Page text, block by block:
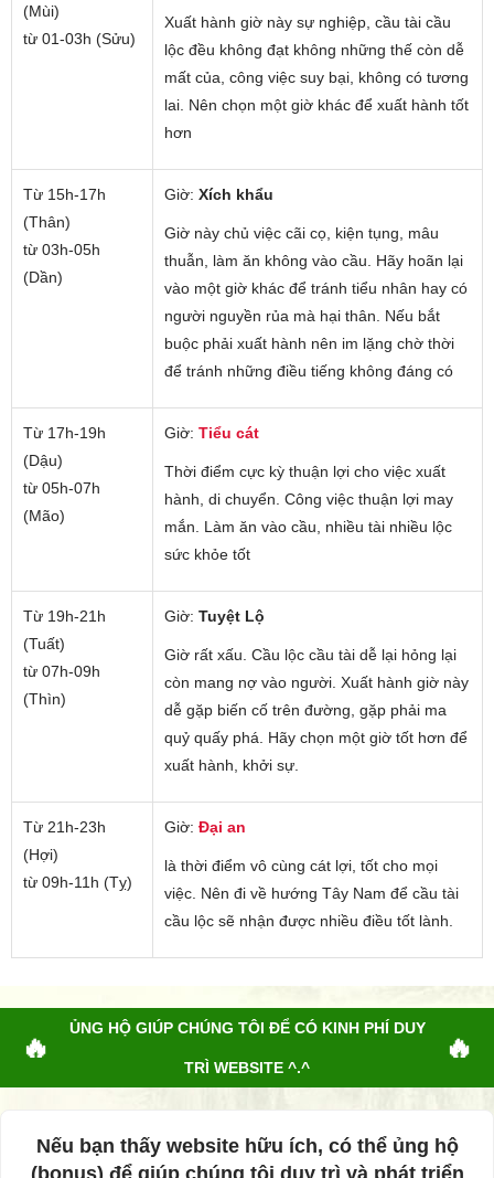
(Mùi)
từ 01-03h (Sửu)
Xuất hành giờ này sự nghiệp, cầu tài cầu
lộc đều không đạt không những thế còn dễ
mất của, công việc suy bại, không có tương
lai. Nên chọn một giờ khác để xuất hành tốt
hơn
Từ 15h-17h
(Thân)
từ 03h-05h
(Dần)
Giờ: Xích khẩu
Giờ này chủ việc cãi cọ, kiện tụng, mâu
thuẫn, làm ăn không vào cầu. Hãy hoãn lại
vào một giờ khác để tránh tiểu nhân hay có
người nguyền rủa mà hại thân. Nếu bắt
buộc phải xuất hành nên im lặng chờ thời
để tránh những điều tiếng không đáng có
Từ 17h-19h
(Dậu)
từ 05h-07h
(Mão)
Giờ: Tiểu cát
Thời điểm cực kỳ thuận lợi cho việc xuất
hành, di chuyển. Công việc thuận lợi may
mắn. Làm ăn vào cầu, nhiều tài nhiều lộc
sức khỏe tốt
Từ 19h-21h
(Tuất)
từ 07h-09h
(Thìn)
Giờ: Tuyệt Lộ
Giờ rất xấu. Cầu lộc cầu tài dễ lại hỏng lại
còn mang nợ vào người. Xuất hành giờ này
dễ gặp biến cố trên đường, gặp phải ma
quỷ quấy phá. Hãy chọn một giờ tốt hơn để
xuất hành, khởi sự.
Từ 21h-23h
(Hợi)
từ 09h-11h (Tỵ)
Giờ: Đại an
là thời điểm vô cùng cát lợi, tốt cho mọi
việc. Nên đi về hướng Tây Nam để cầu tài
cầu lộc sẽ nhận được nhiều điều tốt lành.
🔥
ỦNG HỘ GIÚP CHÚNG TÔI ĐỂ CÓ KINH PHÍ DUY
TRÌ WEBSITE ^.^
🔥
Nếu bạn thấy website hữu ích, có thể ủng hộ
(bonus) để giúp chúng tôi duy trì và phát triển